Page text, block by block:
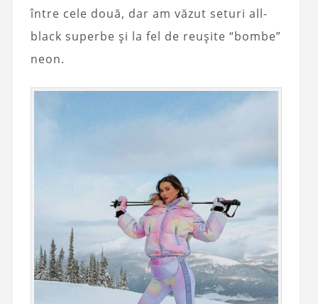
între cele două, dar am văzut seturi all-
black superbe și la fel de reușite “bombe”
neon.